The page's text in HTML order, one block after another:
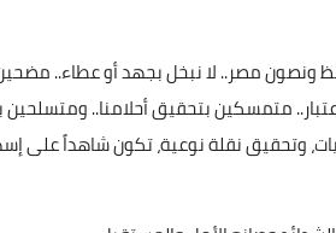
نجدد العهد بأن نحفظ ونصون مصر.. لا نبخل بجهد أو
متمسكين بتحقيق أحلامنا.. ومتسلحين
وتحقيق نقلة نوعية، تكون شاهداً على